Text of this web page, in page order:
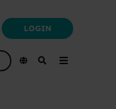
LOGIN